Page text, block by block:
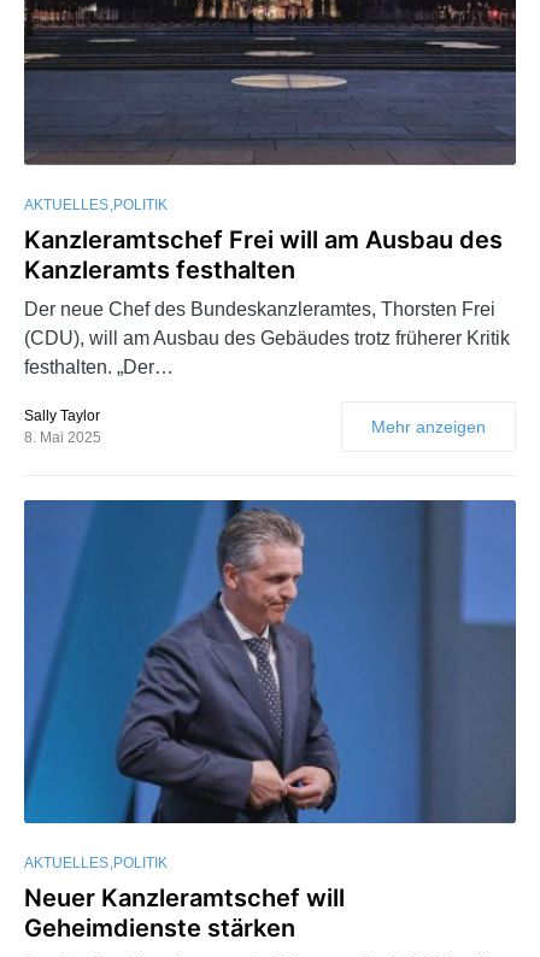
AKTUELLES POLITIK
Kanzleramtschef Frei will am Ausbau des
Kanzleramts festhalten
Der neue Chef des Bundeskanzleramtes, Thorsten Frei
(CDU), will am Ausbau des Gebäudes trotz früherer Kritik
festhalten. „Der…
Sally Taylor
8. Mai 2025
Mehr anzeigen
AKTUELLES POLITIK
Neuer Kanzleramtschef will
Geheimdienste stärken